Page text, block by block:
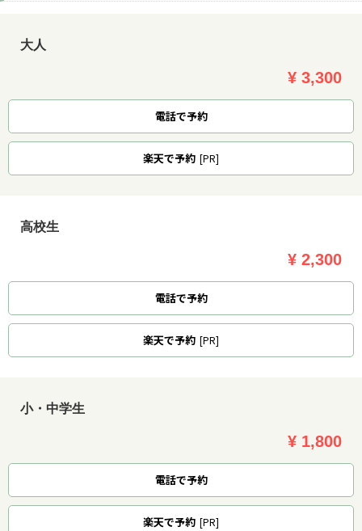
大人
¥ 3,300
電話で予約
楽天で予約 [PR]
高校生
¥ 2,300
電話で予約
楽天で予約 [PR]
小・中学生
¥ 1,800
電話で予約
楽天で予約 [PR]